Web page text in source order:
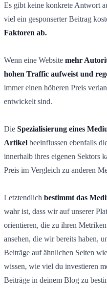
Es gibt keine konkrete Antwort
viel ein gesponserter Beitrag
Faktoren ab.
Wenn eine Website mehr
hohen Traffic aufweist und
immer einen höheren Preis
entwickelt sind.
Die Spezialisierung eines
Artikel beeinflussen ebenfalls
innerhalb ihres eigenen Sektors
Preis im Vergleich zu anderen
Letztendlich bestimmt das
wahr ist, dass wir auf unserer
orientieren, die zu ihren
ansehen, die wir bereits haben,
Beiträge auf ähnlichen Seiten
wissen, wie viel du investieren
Beiträge in deinem Blog zu